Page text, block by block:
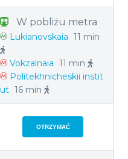
W pobliżu metra
Lukianovskaia 11 min
Vokzalnaia 11 min
Politekhnicheskii instit
ut 16 min
OTRZYMAĆ